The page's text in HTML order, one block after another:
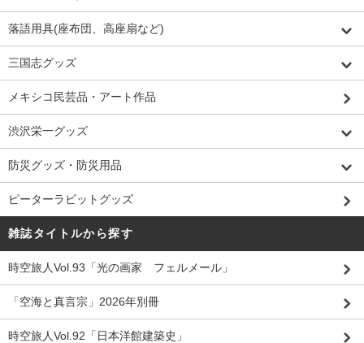
落語用具(座布団、高座扇など)
三国志グッズ
メキシコ民芸品・アート作品
渋沢栄一グッズ
防災グッズ・防災用品
ピーターラビットグッズ
雑誌タイトルから探す
時空旅人Vol.93「光の画家 フェルメール」
「空海と真言宗」2026年別冊
時空旅人Vol.92「日本洋館建築史」